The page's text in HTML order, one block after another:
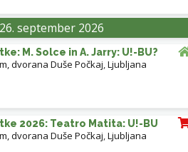
september 2026
M. Solce in A. Jarry: U!-BU?
dvorana Duše Počkaj,Ljubljana
2026: Teatro Matita: U!-BU
dvorana Duše Počkaj,Ljubljana